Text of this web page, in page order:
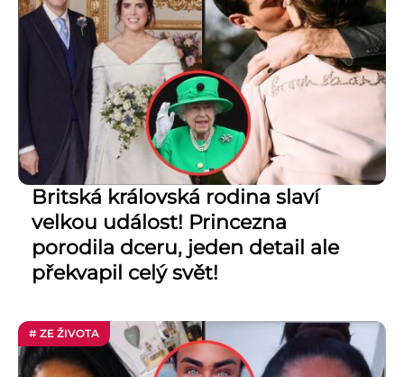
Britská královská rodina slaví
velkou událost! Princezna
porodila dceru, jeden detail ale
překvapil celý svět!
# ZE ŽIVOTA